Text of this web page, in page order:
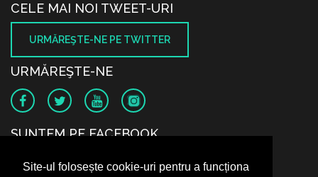
Site-ul folosește cookie-uri pentru a funcționa
CELE MAI NOI TWEET-URI
URMĂREŞTE-NE PE TWITTER
URMĂREŞTE-NE
SUNTEM PE FACEBOOK